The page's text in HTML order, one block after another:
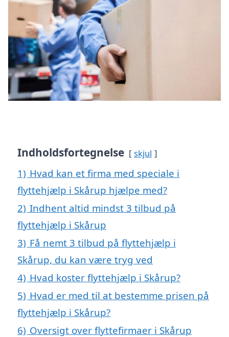
Indholdsfortegnelse skjul
1) Hvad kan et firma med speciale i
flyttehjælp i Skårup hjælpe med?
2) Indhent altid mindst 3 tilbud på
flyttehjælp i Skårup
3) Få nemt 3 tilbud på flyttehjælp i
Skårup, du kan være tryg ved
4) Hvad koster flyttehjælp i Skårup?
5) Hvad er med til at bestemme prisen på
flyttehjælp i Skårup?
6) Oversigt over flyttefirmaer i Skårup